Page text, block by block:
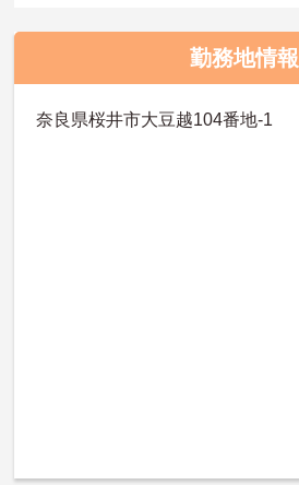
勤務地情報
奈良県桜井市大豆越104番地-1